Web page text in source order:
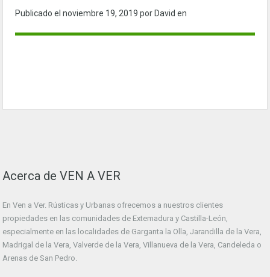
Publicado el noviembre 19, 2019 por David en
Acerca de VEN A VER
En Ven a Ver. Rústicas y Urbanas ofrecemos a nuestros clientes
propiedades en las comunidades de Extemadura y Castilla-León,
especialmente en las localidades de Garganta la Olla, Jarandilla de la Vera,
Madrigal de la Vera, Valverde de la Vera, Villanueva de la Vera, Candeleda o
Arenas de San Pedro.